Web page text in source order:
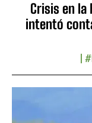
Crisis en la
intentó